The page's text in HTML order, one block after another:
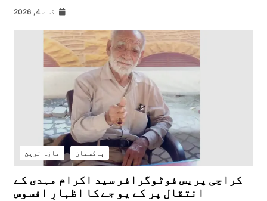
اگست 4, 2026
پاکستان تازہ ترین
کراچی پریس فوٹوگرافر سید اکرام مہدی کے
انتقال پر کے یو جے کا اظہارِ افسوس